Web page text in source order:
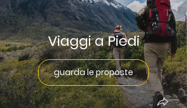
Viaggi a Piedi
guarda le proposte